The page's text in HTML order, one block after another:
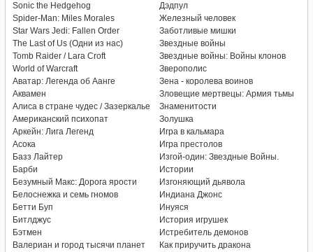
Sonic the Hedgehog
Spider-Man: Miles Morales
Star Wars Jedi: Fallen Order
The Last of Us (Одни из нас)
Tomb Raider / Lara Croft
World of Warcraft
Аватар: Легенда об Аанге
Аквамен
Алиса в стране чудес / Зазеркалье
Американский психопат
Аркейн: Лига Легенд
Асока
Базз Лайтер
Барби
Безумный Макс: Дорога ярости
Белоснежка и семь гномов
Бетти Буп
Битлджус
Бэтмен
Валериан и город тысячи планет
Дэдпул
Железный человек
Заботливые мишки
Звездные войны
Звездные войны: Войны клонов
Зверополис
Зена - королева воинов
Зловещие мертвецы: Армия тьмы
Знаменитости
Золушка
Игра в кальмара
Игра престолов
Изгой-один: Звездные Войны.
Истории
Изгоняющий дьявола
Индиана Джонс
Инуяся
История игрушек
Истребитель демонов
Как приручить дракона